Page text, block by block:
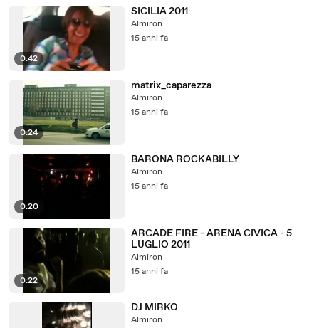
0:42
SICILIA 2011
Almiron
15 anni fa
0:24
matrix_caparezza
Almiron
15 anni fa
0:20
BARONA ROCKABILLY
Almiron
15 anni fa
0:22
ARCADE FIRE - ARENA CIVICA - 5
LUGLIO 2011
Almiron
15 anni fa
DJ MIRKO
Almiron